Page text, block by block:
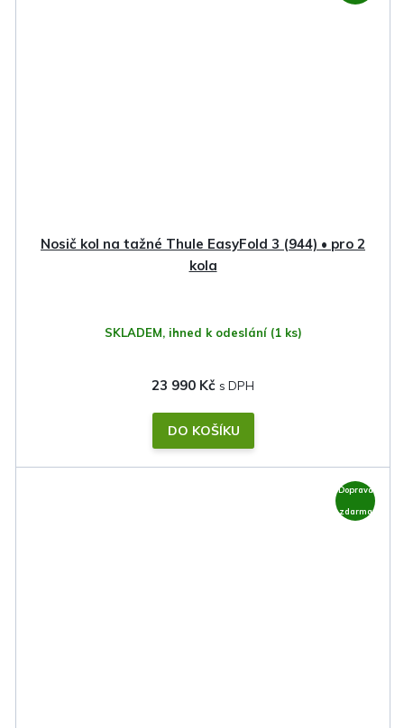
Nosič kol na tažné Thule EasyFold 3 (944) • pro 2
kola
SKLADEM, ihned k odeslání (1 ks)
23 990 Kč
DO KOŠÍKU
Doprava
zdarma